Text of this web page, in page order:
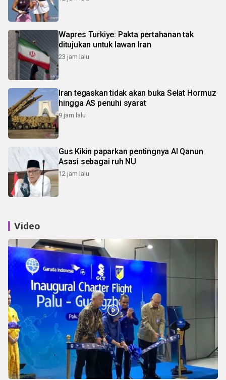
Wapres Turkiye: Pakta pertahanan tak
ditujukan untuk lawan Iran
23 jam lalu
Iran tegaskan tidak akan buka Selat Hormuz
hingga AS penuhi syarat
9 jam lalu
Gus Kikin paparkan pentingnya Al Qanun
Asasi sebagai ruh NU
12 jam lalu
Video